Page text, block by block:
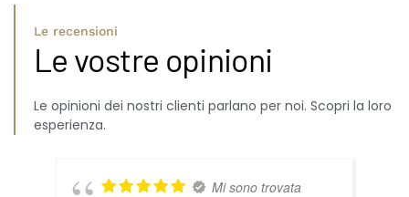
Le recensioni
Le vostre opinioni
Le opinioni dei nostri clienti parlano per noi. Scopri la loro
esperienza.
Mi sono trovata